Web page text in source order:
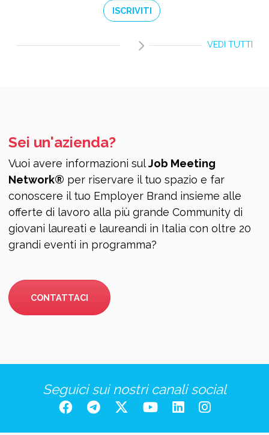
ISCRIVITI
VEDI TUTTI
Sei un'azienda?
Vuoi avere informazioni sulJob Meeting
Network® per riservare il tuo spazio e far
conoscere il tuo Employer Brand insieme alle
offerte di lavoro alla più grande Community di
giovani laureati e laureandi in Italia con oltre 20
grandi eventi in programma?
CONTATTACI
Seguici sui nostri canali social